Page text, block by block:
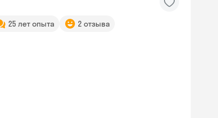
25 лет опыта 2 отзыва